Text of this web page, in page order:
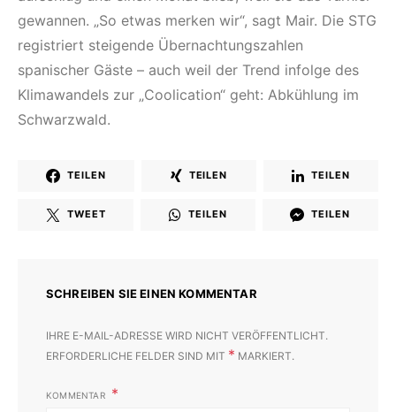
gewannen. „So etwas merken wir“, sagt Mair. Die STG
registriert steigende Übernachtungszahlen
spanischer Gäste – auch weil der Trend infolge des
Klimawandels zur „Coolication“ geht: Abkühlung im
Schwarzwald.
TEILEN TEILEN TEILEN
TWEET TEILEN TEILEN
SCHREIBEN SIE EINEN KOMMENTAR
IHRE E-MAIL-ADRESSE WIRD NICHT VERÖFFENTLICHT.
ERFORDERLICHE FELDER SIND MIT * MARKIERT.
KOMMENTAR